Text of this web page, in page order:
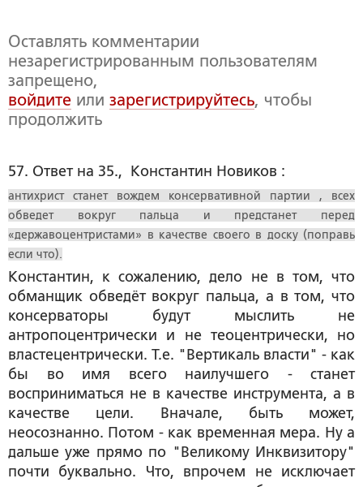
Оставлять комментарии
незарегистрированным пользователям
запрещено,
войдите или зарегистрируйтесь, чтобы
продолжить
57. Ответ на 35.,  Константин Новиков :
антихрист станет вождем консервативной партии , всех
обведет вокруг пальца и предстанет перед
«державоцентристами» в качестве своего в доску (поправь
если что).
Константин, к сожалению, дело не в том, что
обманщик обведёт вокруг пальца, а в том, что
консерваторы будут мыслить не
антропоцентрически и не теоцентрически, но
властецентрически. Т.е. "Вертикаль власти" - как
бы во имя всего наилучшего - станет
восприниматься не в качестве инструмента, а в
качестве цели. Вначале, быть может,
неосознанно. Потом - как временная мера. Ну а
дальше уже прямо по "Великому Инквизитору"
почти буквально. Что, впрочем не исключает